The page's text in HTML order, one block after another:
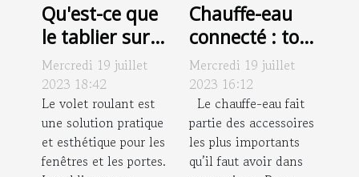
Qu'est-ce que
le tablier sur
un volet
roulant ?
Mercredi 19 juillet
2023 18:42
Le volet roulant est
une solution pratique
et esthétique pour les
fenêtres et les portes.
Chauffe-eau
connecté : tout
ce que vous
devez savoir
Mercredi 19 juillet
2023 16:12
Le chauffe-eau fait
partie des accessoires
les plus importants
qu’il faut avoir dans